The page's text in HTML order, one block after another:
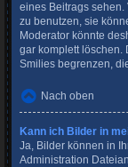
eines Beitrags sehen.
zu benutzen, sie
Moderator könnte
gar komplett löschen.
Smilies begrenzen,
Nach oben
Kann ich Bilder in
Ja, Bilder können in
Administration